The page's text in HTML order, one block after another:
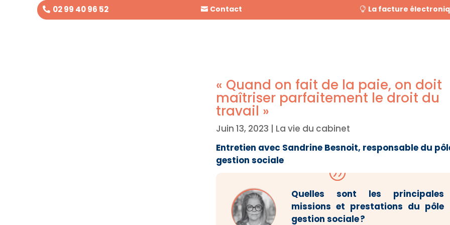
02 99 40 96 52 Contact La facture
« Quand on fait de la paie, on doit
maîtriser parfaitement le droit du
travail »
Juin 13, 2023 | La vie du cabinet
Entretien avec Sandrine Besnoit, responsable du
gestion sociale
Quelles sont les principales
missions et prestations du pôle
gestion sociale ?